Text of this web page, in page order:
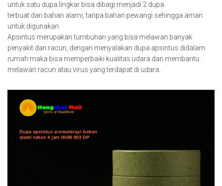
untuk satu dupa lingkar bisa dibagi menjadi 2 dupa
terbuat dari bahan alami, tanpa bahan pewangi sehingga aman
untuk digunakan
Apsintus merupakan tumbuhan yang bisa melawan banyak
penyakit dan racun, dengan menyalakan dupa apsintus didalam
rumah maka bisa memperbaiki kualitas udara dan membantu
melawan racun atau virus yang terdapat di udara.